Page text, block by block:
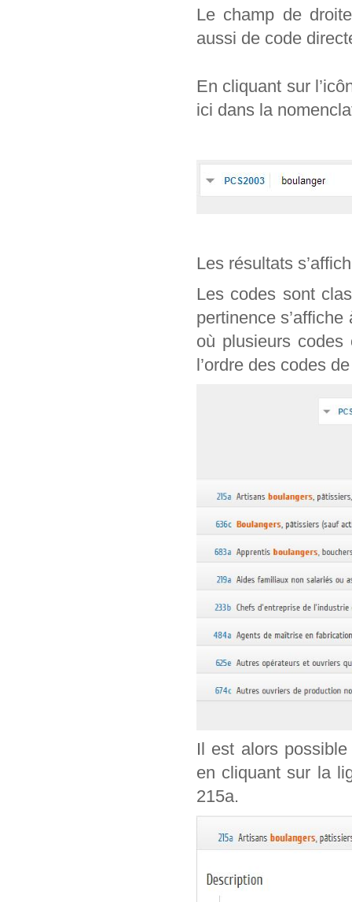
Le champ de
aussi de code
En cliquant sur
ici dans la
Les résultats
Les codes sont
pertinence
où plusieurs
l’ordre des codes
Il est alors
en cliquant sur la
215a.